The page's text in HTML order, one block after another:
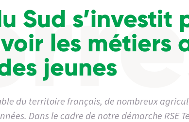
Sud s’investit
les métiers
jeunes
du territoire français, de nombreux
Dans le cadre de notre démarche RSE